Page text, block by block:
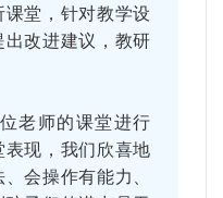
堂，针对教学设
改进建议，教研
老师的课堂进行
现，我们欣喜地
会操作有能力、